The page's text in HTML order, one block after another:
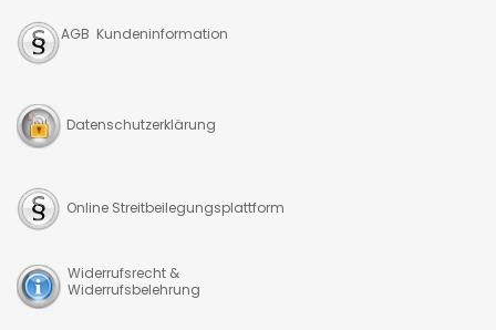
AGB Kundeninformation
Datenschutzerklärung
Online Streitbeilegungsplattform
Widerrufsrecht &
Widerrufsbelehrung